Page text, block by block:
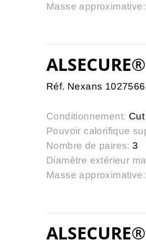
Masse approximative:
Réf. Nexans
Conditionnement:
Pouvoir calorifique
Nombre de paires: 3
Diamètre extérieur
Masse approximative: